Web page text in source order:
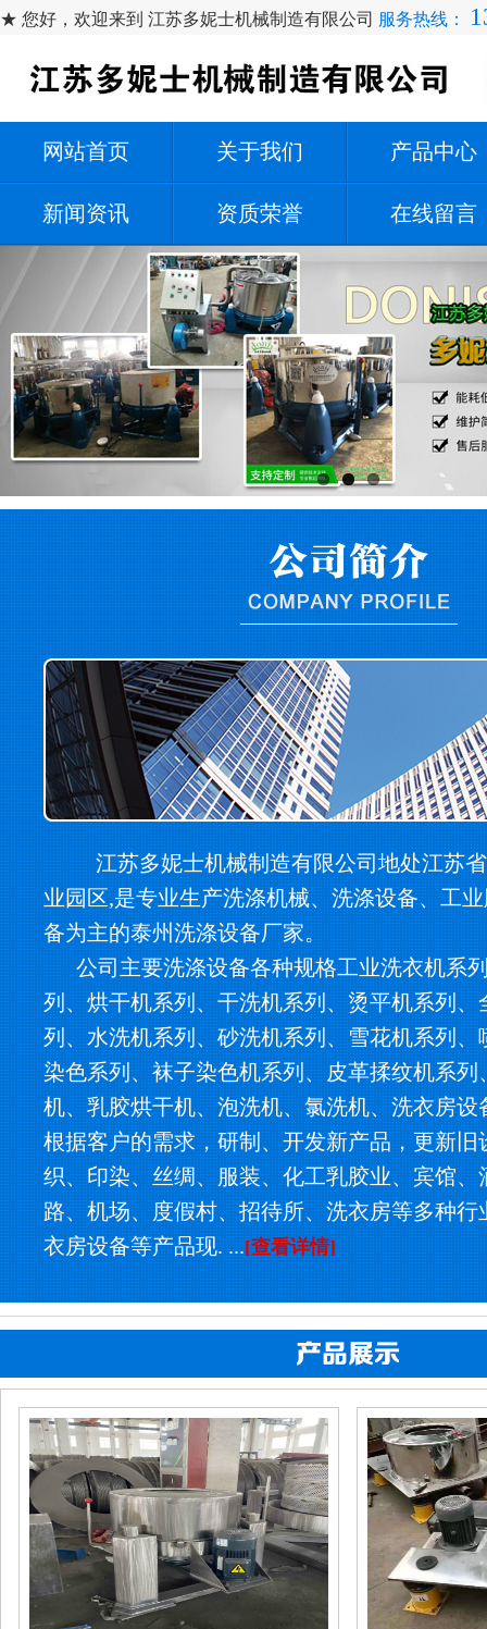
★ 您好，欢迎来到 江苏多妮士机械制造有限公司 服务热线：
网站首页 关于我们 产品中心
新闻资讯 资质荣誉 在线留言
江苏多妮士机械制造有限公司地处江苏
业园区,是专业生产洗涤机械、洗涤设备、工
备为主的泰州洗涤设备厂家。
公司主要洗涤设备各种规格工业洗衣机系
列、烘干机系列、干洗机系列、烫平机系列、
列、水洗机系列、砂洗机系列、雪花机系列、
染色系列、袜子染色机系列、皮革揉纹机系列
机、乳胶烘干机、泡洗机、氯洗机、洗衣房设
根据客户的需求，研制、开发新产品，更新旧
织、印染、丝绸、服装、化工乳胶业、宾馆、
路、机场、度假村、招待所、洗衣房等多种行
衣房设备等产品现. ...[查看详情]